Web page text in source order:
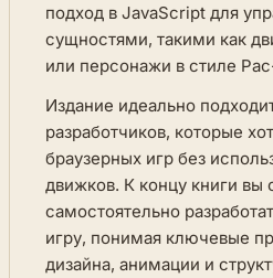
подход в JavaScript для
сущностями, такими как
или персонажи в стиле
Издание идеально
разработчиков, которые
браузерных игр без
движков. К концу книги вы
самостоятельно
игру, понимая ключевые
дизайна, анимации и